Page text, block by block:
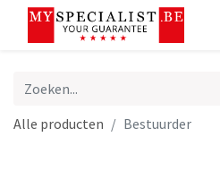
Alle producten Bestuurder